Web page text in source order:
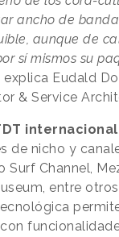
ancho de
aunque de
sí mismos su
explica Eudald
& Service
de nicho y
Surf Channel,
entre